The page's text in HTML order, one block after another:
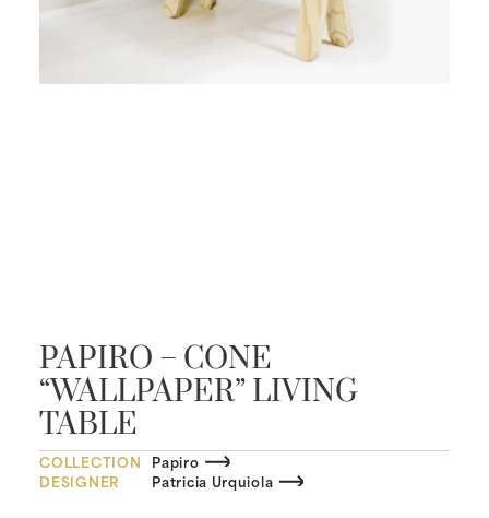
PAPIRO – CONE
“WALLPAPER” LIVING
TABLE
COLLECTION Papiro
DESIGNER
Patricia Urquiola